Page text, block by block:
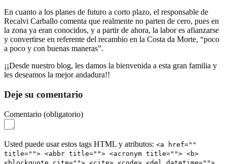
En cuanto a los planes de futuro a corto plazo, el responsable de
Recalvi Carballo comenta que realmente no parten de cero, pues en
la zona ya eran conocidos, y a partir de ahora, la labor es afianzarse
y convertirse en referente del recambio en la Costa da Morte, “poco
a poco y con buenas maneras”.
¡¡Desde nuestro blog, les damos la bienvenida a esta gran familia y
les deseamos la mejor andadura!!
Deje su comentario
Comentario (obligatorio)
Usted puede usar estos tags HTML y atributos: <a href=""
title=""> <abbr title=""> <acronym title=""> <b>